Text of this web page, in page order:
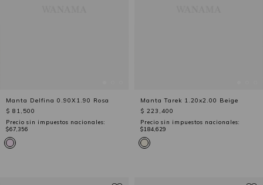
Manta Delfina 0.90X1.90 Rosa
$ 81,500
Precio sin impuestos nacionales:
$67,356
Manta Tarek 1.20x2.00 Beige
$ 223,400
Precio sin impuestos nacionales:
$184,629